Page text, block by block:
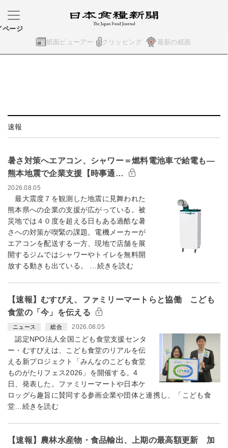
紙面ビューアー クリッピング 最新の紙面
ページ
速報
暑さ対策へエアコン、シャワー＝燃料電池車で給電も―
熊本地震で企業支援【時事通…
2026.08.05
最大震度７を観測した地震に見舞われた
熊本県への企業の支援が広がっている。被
災地では４０度を超える日もある過酷な暑
さへの対策が喫緊の課題。電機メーカーが
エアコンを配送する一方、現地で店舗を展
開するジムではシャワーやトイレを無料開
放する動きも出ている。 …続きを読む
【速報】むすびえ、ファミリーマートらと協働 こども
食堂の「今」を伝える
ニュース 総合 2026.08.05
認定NPO法人全国こども食堂支援センタ
ー・むすびえは、こども食堂のリアルを伝
える新プロジェクト「みんなのこども食堂
ものがたりフェス2026」を開催する。4
日、発表した。ファミリーマートや日本ケ
ロッグら趣旨に賛同する参画企業や団体と連携し、「こども食
堂…続きを読む
【速報】農林水産物・食品輸出、上期の最高額更新 加